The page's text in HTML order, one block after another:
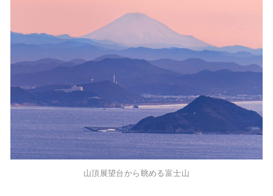
山頂展望台から眺める富士山